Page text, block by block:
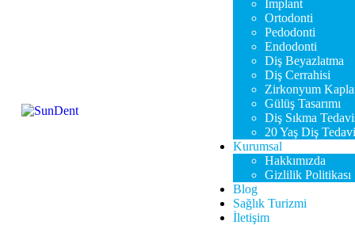
İmplant
Ortodonti
Pedodonti
Endodonti
Diş Beyazlatma
Diş Cerrahisi
Zirkonyum
Gülüş Tasarımı
Diş Sıkma
20 Yaş Diş
Kurumsal
Hakkımızda
Gizlilik Politikası
Blog
Sağlık Turizmi
İletişim